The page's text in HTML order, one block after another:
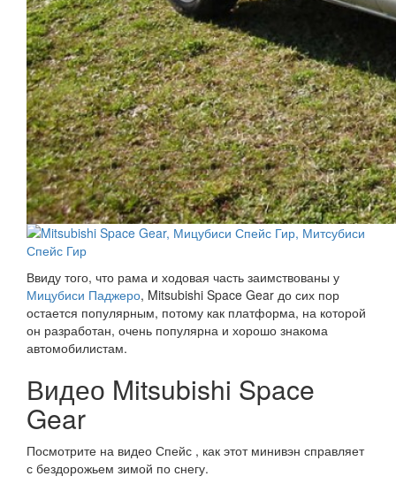
Ввиду того, что рама и ходовая часть заимствованы у
Мицубиси Паджеро, Mitsubishi Space Gear до сих пор
остается популярным, потому как платформа, на которой
он разработан, очень популярна и хорошо знакома
автомобилистам.
Видео Mitsubishi Space
Gear
Посмотрите на видео Спейс , как этот минивэн справляет
с бездорожьем зимой по снегу.